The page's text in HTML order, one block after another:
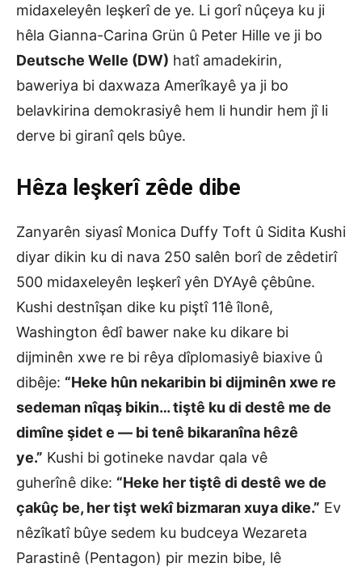
midaxeleyên leşkerî de ye. Li gorî nûçeya ku ji
hêla Gianna-Carina Grün û Peter Hille ve ji bo
Deutsche Welle (DW) hatî amadekirin,
baweriya bi daxwaza Amerîkayê ya ji bo
belavkirina demokrasiyê hem li hundir hem jî li
derve bi giranî qels bûye.
Hêza eşkerîzêde dibe
Zanyarên siyasî Monica Duffy Toft û Sidita Kushi
diyar dikin ku di nava 250 salên borî de zêdetirî
500 midaxeleyên leşkerî yên DYAyê çêbûne.
Kushi destnîşan dike ku piştî 11ê îlonê,
Washington êdî bawer nake ku dikare bi
dijminên xwe re bi rêya dîplomasiyê biaxive û
dibêje: “Heke hûn nekaribin bi dijminên xwe re
sedeman nîqaş bikin… tiştê ku di destê me de
dimîne şidet e — bi tenê bikaranîna hêzê
ye.” Kushi bi gotineke navdar qala vê
guherînê dike: “Heke her tiştê di destê we de
çakûç be, her tişt wekî bizmaran xuya dike.” Ev
nêzîkatî bûye sedem ku budceya Wezareta
Parastinê (Pentagon) pir mezin bibe, lê